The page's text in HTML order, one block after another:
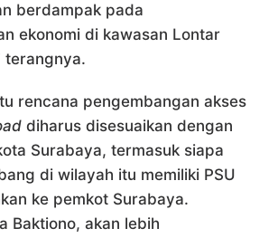
berdampak pada
ekonomi di kawasan Lontar
terangnya.
rencana pengembangan akses
diharus disesuaikan dengan
Surabaya, termasuk siapa
di wilayah itu memiliki PSU
ke pemkot Surabaya.
Baktiono, akan lebih